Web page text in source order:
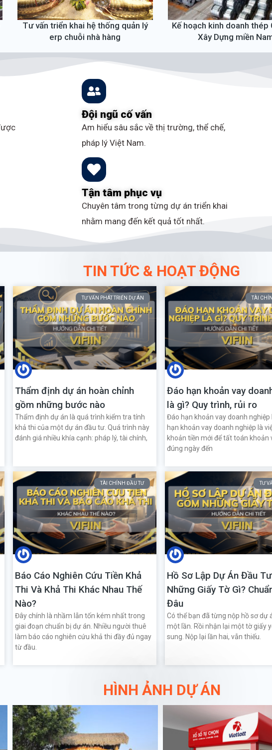
Kế hoạch kinh doanh thép Công ty
Xây Dựng miền Nam
Lập kế hoạch kinh doanh
Gòn
Đội ngũ cố vấn
Am hiểu sâu sắc về thị trường, thể chế,
pháp lý Việt Nam.
Tận tâm phục vụ
Chuyên tâm trong từng dự án triển khai
nhằm mang đến kết quả tốt nhất.
TIN TỨC & HOẠT ĐỘNG
TƯ VẤN PHÁT TRIỂN DỰ ÁN
Thẩm định dự án hoàn chỉnh
gồm những bước nào
Thẩm định dự án là quá trình kiểm tra tính
khả thi của một dự án đầu tư. Quá trình này
đánh giá nhiều khía cạnh: pháp lý, tài chính,
TÀI
Đáo hạn khoản vay
là gì? Quy trình, rủi ro
Đáo hạn khoản vay doanh nghiệp
hạn khoản vay doanh nghiệp là
khoản tiền mới để tất toán khoản
đúng ngày đến
TÀI CHÍNH ĐẦU TƯ
Báo Cáo Nghiên Cứu Tiền Khả
Thi Và Khả Thi Khác Nhau Thế
Nào?
Đây chính là nhầm lẫn tốn kém nhất trong
giai đoạn chuẩn bị dự án. Nhiều người thuê
làm báo cáo nghiên cứu khả thi đầy đủ ngay
từ đầu.
TƯ
Hồ Sơ Lập Dự Án Đầu
Những Giấy Tờ Gì?
Đâu
Có thể bạn đã từng nộp hồ sơ dự
một lần. Rồi nhận lại một tờ giấy
sung. Nộp lại lần hai, vẫn thiếu.
HÌNH ẢNH DỰ ÁN